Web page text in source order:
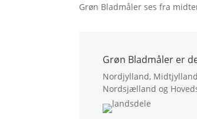
Grøn Bladmåler ses fra
Grøn Bladmåler er
Nordjylland,
Nordsjælland og